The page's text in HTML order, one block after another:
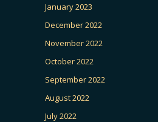
January 2023
December 2022
November 2022
October 2022
September 2022
August 2022
July 2022